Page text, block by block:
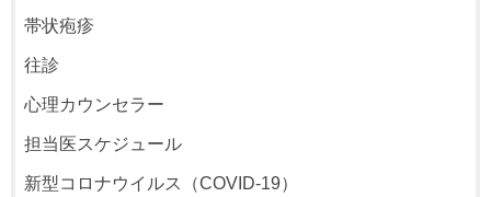
帯状疱疹
往診
心理カウンセラー
担当医スケジュール
新型コロナウイルス（COVID-19）